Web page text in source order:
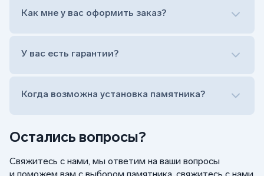
Остались вопросы?
Свяжитесь с нами, мы ответим на ваши вопросы
Оформить заказ удаленно (online)
Заказать бесплатный выезд менеджера на дом
Оформить заказ удаленно (online)
Заказать бесплатный выезд менеджера на дом
Как мне у вас оформить заказ?
У вас есть гарантии?
Когда возможна установка памятника?